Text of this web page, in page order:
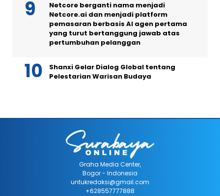
Netcore berganti nama menjadi
Netcore.ai dan menjadi platform
pemasaran berbasis AI agen pertama
yang turut bertanggung jawab atas
pertumbuhan pelanggan
Shanxi Gelar Dialog Global tentang
Pelestarian Warisan Budaya
Graha Media Center,
Bogor - Indonesia
untukredaksi@gmail.com
+628557777888